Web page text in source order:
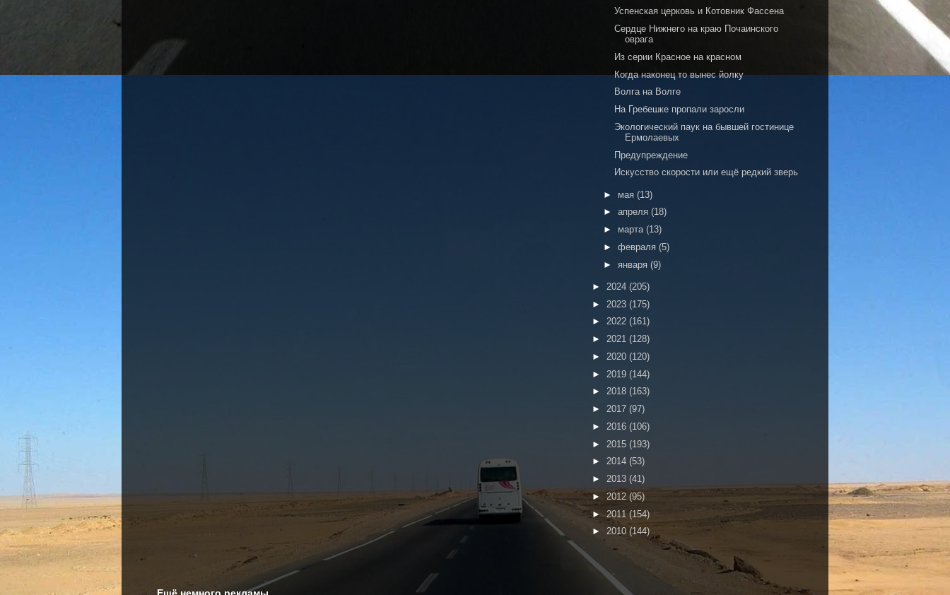
Успенская церковь и Котовник Фассена
Сердце Нижнего на краю Почаинского
оврага
Из серии Красное на красном
Когда наконец то вынес йолку
Волга на Волге
На Гребешке пропали заросли
Экологический паук на бывшей гостинице
Ермолаевых
Предупреждение
Искусство скорости или ещё редкий зверь
► мая (13)
► апреля (18)
► марта (13)
► февраля (5)
► января (9)
► 2024 (205)
► 2023 (175)
► 2022 (161)
► 2021 (128)
► 2020 (120)
► 2019 (144)
► 2018 (163)
► 2017 (97)
► 2016 (106)
► 2015 (193)
► 2014 (53)
► 2013 (41)
► 2012 (95)
► 2011 (154)
► 2010 (144)